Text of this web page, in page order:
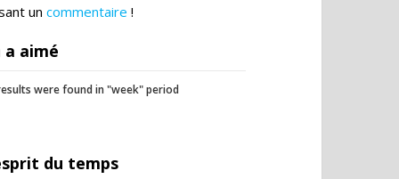
un commentaire !
a aimé
were found in "week" period
du temps